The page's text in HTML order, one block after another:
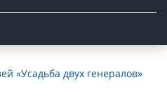
«Усадьба двух генералов»